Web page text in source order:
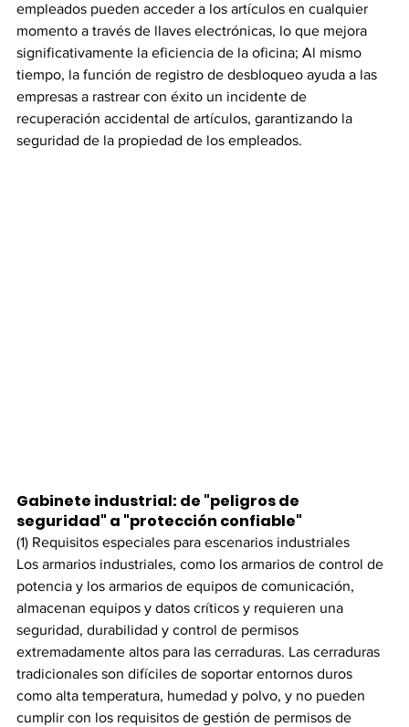
empleados pueden acceder a los artículos en cualquier
momento a través de llaves electrónicas, lo que mejora
significativamente la eficiencia de la oficina; Al mismo
tiempo, la función de registro de desbloqueo ayuda a las
empresas a rastrear con éxito un incidente de
recuperación accidental de artículos, garantizando la
seguridad de la propiedad de los empleados.
Gabinete industrial: de "peligros de
seguridad" a "protección confiable"
(1) Requisitos especiales para escenarios industriales
Los armarios industriales, como los armarios de control de
potencia y los armarios de equipos de comunicación,
almacenan equipos y datos críticos y requieren una
seguridad, durabilidad y control de permisos
extremadamente altos para las cerraduras. Las cerraduras
tradicionales son difíciles de soportar entornos duros
como alta temperatura, humedad y polvo, y no pueden
cumplir con los requisitos de gestión de permisos de